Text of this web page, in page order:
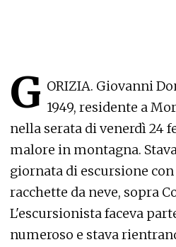
G ORIZIA. Giovanni
1949, residente a
nella serata di venerdì 24
malore in montagna.
giornata di escursione
racchette da neve, sopra
L'escursionista faceva
numeroso e stava